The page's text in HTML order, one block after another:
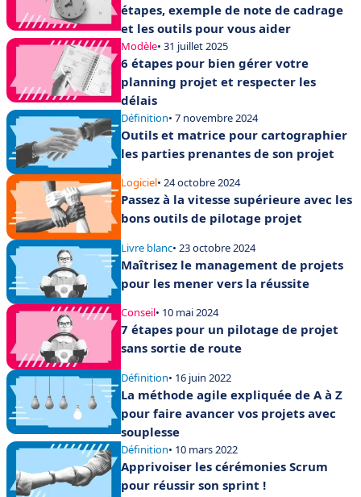
étapes, exemple de note de cadrage
et les outils pour vous aider
Modèle• 31 juillet 2025
6 étapes pour bien gérer votre
planning projet et respecter les
délais
Définition• 7 novembre 2024
Outils et matrice pour cartographier
les parties prenantes de son projet
Logiciel• 24 octobre 2024
Passez à la vitesse supérieure avec les
bons outils de pilotage projet
Livre blanc• 23 octobre 2024
Maîtrisez le management de projets
pour les mener vers la réussite
Conseil• 10 mai 2024
7 étapes pour un pilotage de projet
sans sortie de route
Définition• 16 juin 2022
La méthode agile expliquée de A à Z
pour faire avancer vos projets avec
souplesse
Définition• 10 mars 2022
Apprivoiser les cérémonies Scrum
pour réussir son sprint !